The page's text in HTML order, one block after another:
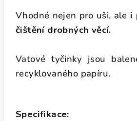
Vhodné nejen pro uši, ale i
čištění drobných věcí.
Vatové tyčinky jsou
recyklovaného papíru.
Specifikace: